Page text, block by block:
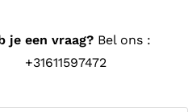
je een vraag? Bel ons :
+31611597472